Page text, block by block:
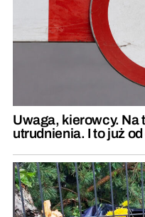
Uwaga, kierowcy. Na
utrudnienia. I to już